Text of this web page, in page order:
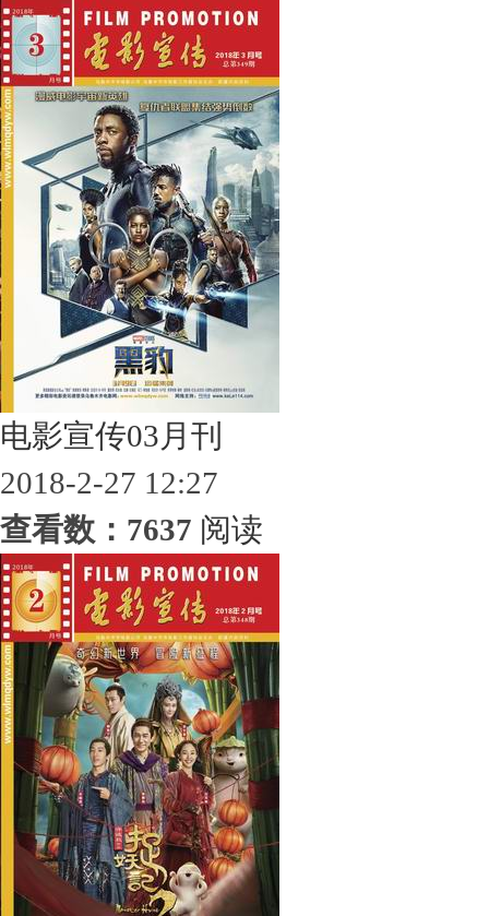
电影宣传03月刊
2018-2-27 12:27
查看数：7637 阅读